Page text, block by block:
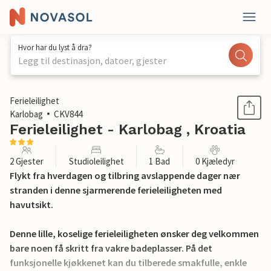
Hvor har du lyst å dra?
Legg til destinasjon, datoer, gjester
1 / 25
Ferieleilighet
Karlobag
CKV844
Ferieleilighet - Karlobag , Kroatia
2 Gjester Studioleilighet 1 Bad 0 Kjæledyr
Flykt fra hverdagen og tilbring avslappende dager nær
stranden i denne sjarmerende ferieleiligheten med
havutsikt.
Denne lille, koselige ferieleiligheten ønsker deg velkommen
bare noen få skritt fra vakre badeplasser. På det
funksjonelle kjøkkenet kan du tilberede smakfulle, enkle